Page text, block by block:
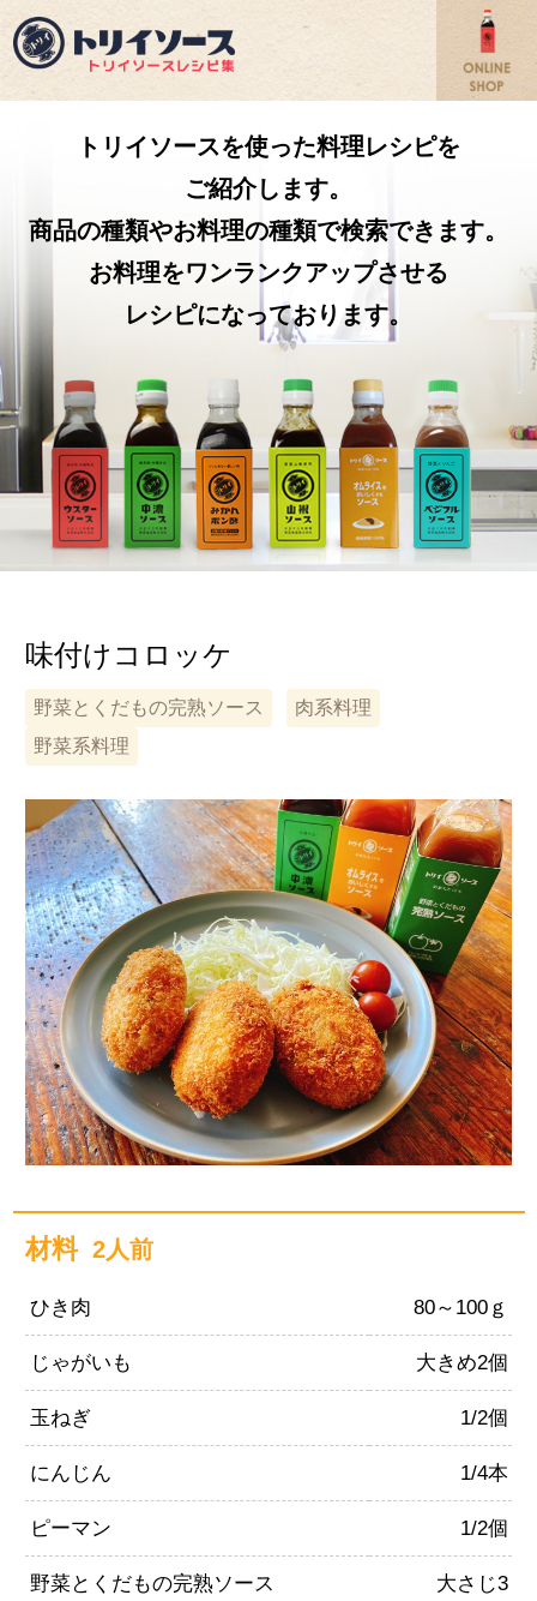
トリイソースを使った料理レシピを
ご紹介します。
商品の種類やお料理の種類で検索できます。
お料理をワンランクアップさせる
レシピになっております。
味付けコロッケ
野菜とくだもの完熟ソース
肉系料理
野菜系料理
材料 2人前
ひき肉 80～100ｇ
じゃがいも 大きめ2個
玉ねぎ 1/2個
にんじん 1/4本
ピーマン 1/2個
野菜とくだもの完熟ソース 大さじ3